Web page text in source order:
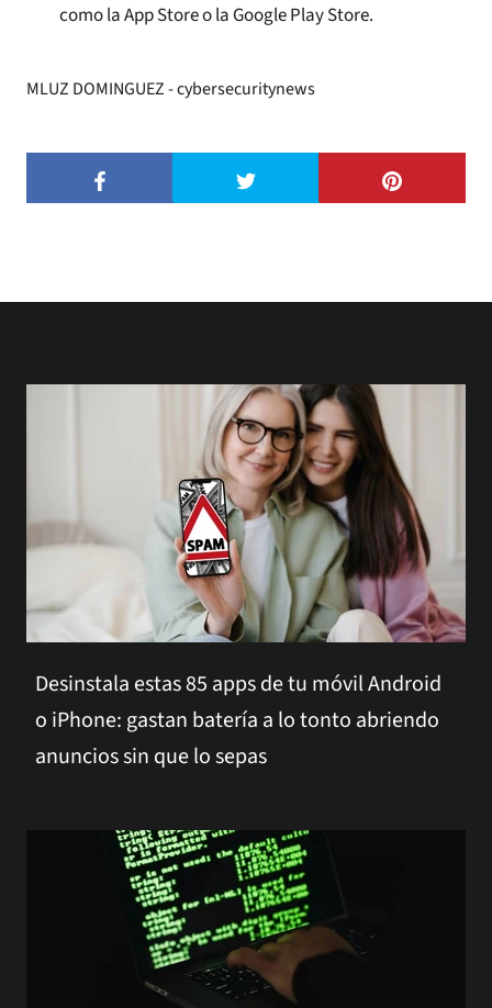
como la App Store o la Google Play Store.
MLUZ DOMINGUEZ - cybersecuritynews
Desinstala estas 85 apps de tu móvil Android
o iPhone: gastan batería a lo tonto abriendo
anuncios sin que lo sepas